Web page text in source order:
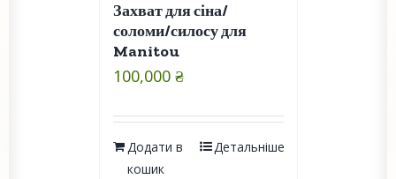
Захват для сіна/
соломи/силосу для
Manitou
100,000 ₴
Додати в
кошик
Детальніше